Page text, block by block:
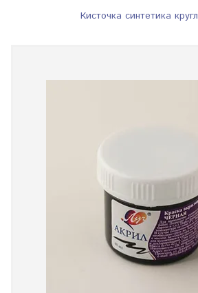
Кисточка синтетика